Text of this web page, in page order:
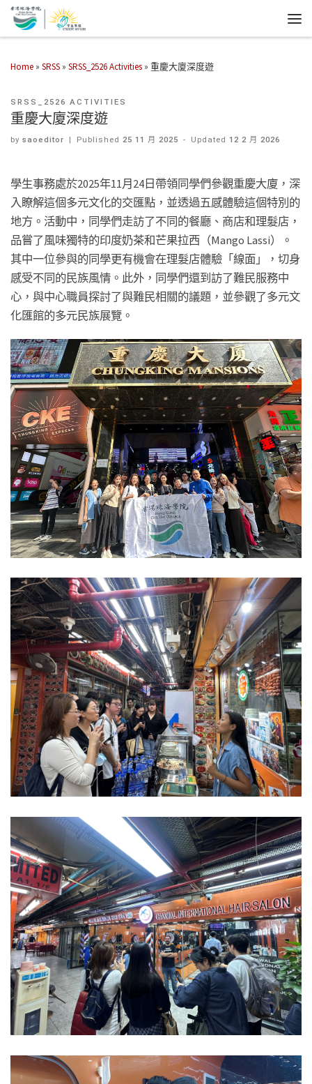
Home » SRSS » SRSS_2526 Activities » 重慶大廈深度遊
SRSS_2526 ACTIVITIES
重慶大廈深度遊
by saoeditor | Published 25 11 月 2025 - Updated12 2 月 2026
學生事務處於2025年11月24日帶領同學們參觀重慶大廈，深
入瞭解這個多元文化的交匯點，並透過五感體驗這個特別的
地方。活動中，同學們走訪了不同的餐廳、商店和理髮店，
品嘗了風味獨特的印度奶茶和芒果拉西（Mango Lassi）。
其中一位參與的同學更有機會在理髮店體驗「線面」，切身
感受不同的民族風情。此外，同學們還到訪了難民服務中
心，與中心職員探討了與難民相關的議題，並參觀了多元文
化匯館的多元民族展覽。